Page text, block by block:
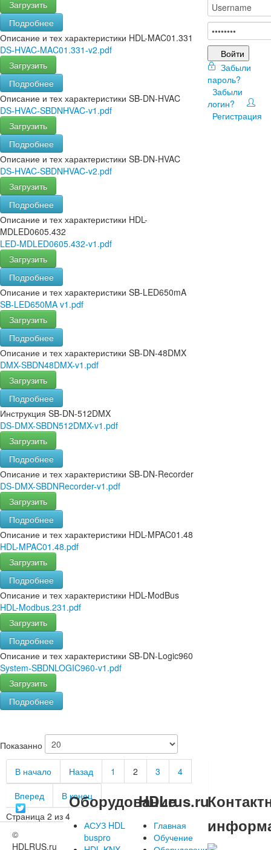
Загрузить
Подробнее
Описание и тех характеристики HDL-MAC01.331
DS-HVAC-MAC01.331-v2.pdf
Загрузить
Подробнее
Описание и тех характеристики SB-DN-HVAC
DS-HVAC-SBDNHVAC-v1.pdf
Загрузить
Подробнее
Описание и тех характеристики SB-DN-HVAC
DS-HVAC-SBDNHVAC-v2.pdf
Загрузить
Подробнее
Описание и тех характеристики HDL-
MDLED0605.432
LED-MDLED0605.432-v1.pdf
Загрузить
Подробнее
Описание и тех характеристики SB-LED650mA
SB-LED650MA v1.pdf
Загрузить
Подробнее
Описание и тех характеристики SB-DN-48DMX
DMX-SBDN48DMX-v1.pdf
Загрузить
Подробнее
Инструкция SB-DN-512DMX
DS-DMX-SBDN512DMX-v1.pdf
Загрузить
Подробнее
Описание и тех характеристики SB-DN-Recorder
DS-DMX-SBDNRecorder-v1.pdf
Загрузить
Подробнее
Описание и тех характеристики HDL-MPAC01.48
HDL-MPAC01.48.pdf
Загрузить
Подробнее
Описание и тех характеристики HDL-ModBus
HDL-Modbus.231.pdf
Загрузить
Подробнее
Описание и тех характеристики SB-DN-Logic960
System-SBDNLOGIC960-v1.pdf
Загрузить
Подробнее
Показанно
В начало Назад 1 2 3
4
Вперед
В конец
Страница 2 из 4
Войти
Забыли
пароль?
Забыли
логин?
Регистрация
©
HDLRUS.ru
Оборудование
АСУЗ HDL
buspro
HDLrus.ru
Главная
Обучение